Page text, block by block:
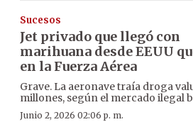
Sucesos
Jet privado que llegó con
marihuana desde EEUU
en la Fuerza Aérea
Grave. La aeronave traía droga
millones, según el mercado ilegal
Junio 2, 2026 02:06 p. m.